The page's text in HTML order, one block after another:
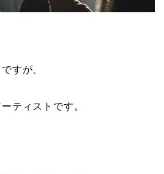
すが、
ティストです。